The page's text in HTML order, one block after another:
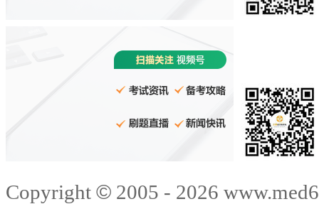
Copyright © 2005 - 2026